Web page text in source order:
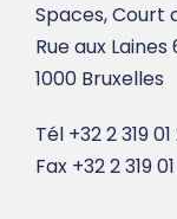
Spaces, Court
Rue aux
1000 Bruxelles
Tél +32 2 319
Fax +32 2 319